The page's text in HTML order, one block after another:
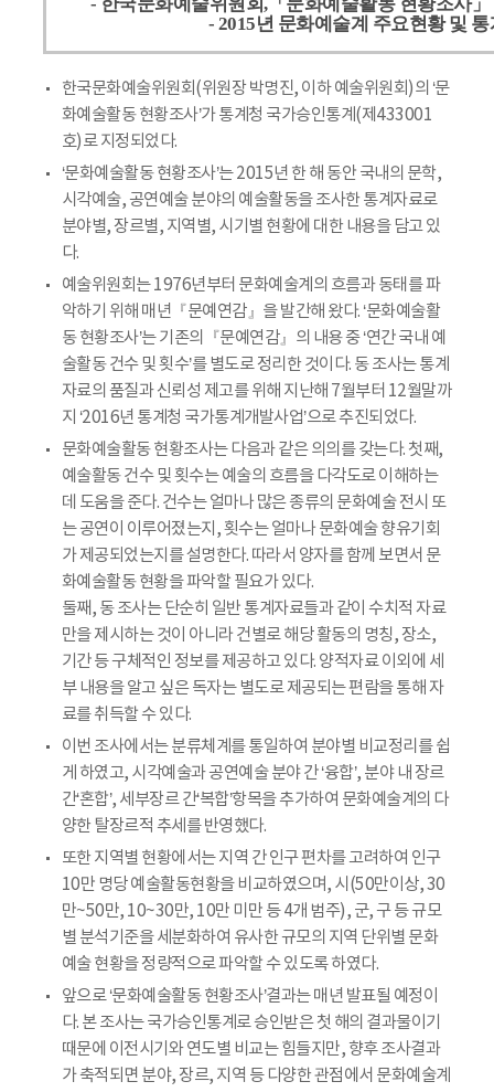
- 2015년 문화예술계 주요현황 및
한국문화예술위원회(위원장 박명진, 이하 예술위원회)의 ‘문
화예술활동 현황조사’가 통계청 국가승인통계(제433001
호)로 지정되었다.
‘문화예술활동 현황조사’는 2015년 한 해 동안 국내의 문학,
시각예술, 공연예술 분야의 예술활동을 조사한 통계자료로
분야별, 장르별, 지역별, 시기별 현황에 대한 내용을 담고 있
다.
예술위원회는 1976년부터 문화예술계의 흐름과 동태를 파
악하기 위해 매년『문예연감』을 발간해 왔다. ‘문화예술활
동 현황조사’는 기존의『문예연감』의 내용 중 ‘연간 국내 예
술활동 건수 및 횟수’를 별도로 정리한 것이다. 동 조사는 통계
자료의 품질과 신뢰성 제고를 위해 지난해 7월부터 12월말까
지 ‘2016년 통계청 국가통계개발사업’으로 추진되었다.
문화예술활동 현황조사는 다음과 같은 의의를 갖는다. 첫째,
예술활동 건수 및 횟수는 예술의 흐름을 다각도로 이해하는
데 도움을 준다. 건수는 얼마나 많은 종류의 문화예술 전시 또
는 공연이 이루어졌는지, 횟수는 얼마나 문화예술 향유기회
가 제공되었는지를 설명한다. 따라서 양자를 함께 보면서 문
화예술활동 현황을 파악할 필요가 있다.
둘째, 동 조사는 단순히 일반 통계자료들과 같이 수치적 자료
만을 제시하는 것이 아니라 건별로 해당 활동의 명칭, 장소,
기간 등 구체적인 정보를 제공하고 있다. 양적자료 이외에 세
부 내용을 알고 싶은 독자는 별도로 제공되는 편람을 통해 자
료를 취득할 수 있다.
이번 조사에서는 분류체계를 통일하여 분야별 비교정리를 쉽
게 하였고, 시각예술과 공연예술 분야 간 ‘융합’, 분야 내 장르
간‘혼합’, 세부장르 간‘복합’항목을 추가하여 문화예술계의 다
양한 탈장르적 추세를 반영했다.
또한 지역별 현황에서는 지역 간 인구 편차를 고려하여 인구
10만 명당 예술활동현황을 비교하였으며, 시(50만이상, 30
만~50만, 10~30만, 10만 미만 등 4개 범주), 군, 구 등 규모
별 분석기준을 세분화하여 유사한 규모의 지역 단위별 문화
예술 현황을 정량적으로 파악할 수 있도록 하였다.
앞으로 ‘문화예술활동 현황조사’결과는 매년 발표될 예정이
다. 본 조사는 국가승인통계로 승인받은 첫 해의 결과물이기
때문에 이전시기와 연도별 비교는 힘들지만, 향후 조사결과
가 축적되면 분야, 장르, 지역 등 다양한 관점에서 문화예술계